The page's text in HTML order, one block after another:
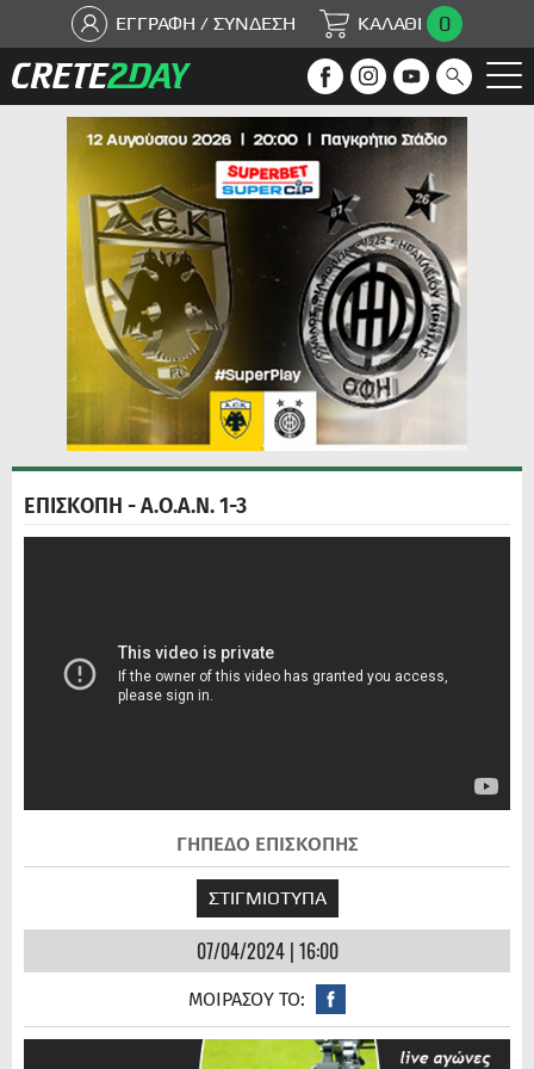
ΕΓΓΡΑΦΗ / ΣΥΝΔΕΣΗ ΚΑΛΑΘΙ 0
ΕΠΙΣΚΟΠΗ - Α.Ο.Α.Ν. 1-3
ΓΗΠΕΔΟ ΕΠΙΣΚΟΠΗΣ
ΣΤΙΓΜΙΟΤΥΠΑ
07/04/2024 | 16:00
ΜΟΙΡΑΣΟΥ ΤΟ: